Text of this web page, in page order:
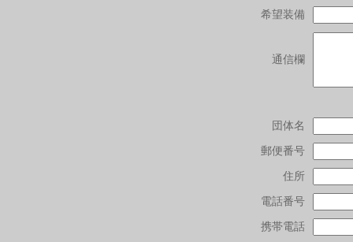
希望装備
通信欄
団体名
郵便番号
住所
電話番号
携帯電話